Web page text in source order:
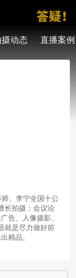
动态 直播案例
、李宁全国十公
长拍摄：会议论
告、人像摄影、
就是尽力做好前
精品。